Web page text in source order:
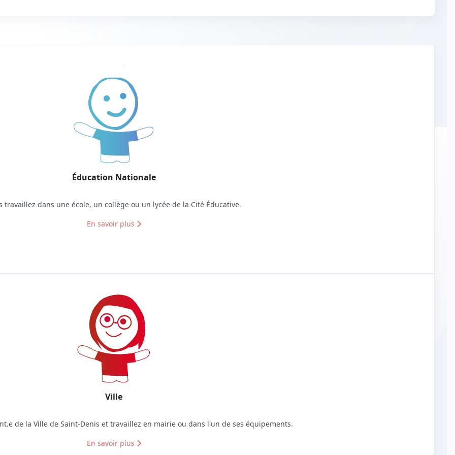
Éducation Nationale
travaillez dans une école, un collège ou un lycée de la Cité Éducative.
En savoir plus
Ville
de la Ville de Saint‑Denis et travaillez en mairie ou dans l'un de ses équipements.
En savoir plus